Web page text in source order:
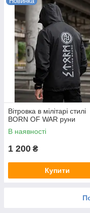
Вітровка в мілітарі стилі
BORN OF WAR руни
В наявності
1 200 ₴
Купити